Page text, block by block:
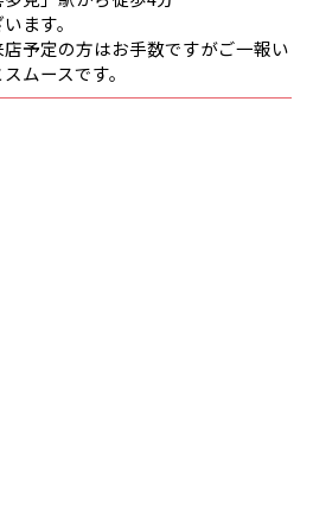
ます。
予定の方はお手数ですがご一報い
ムースです。